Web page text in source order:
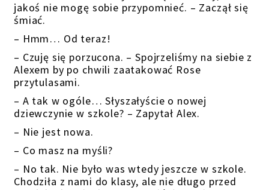
jakoś nie mogę sobie przypomnieć. – Zaczął się
śmiać.
– Hmm… Od teraz!
– Czuję się porzucona. – Spojrzeliśmy na siebie z
Alexem by po chwili zaatakować Rose
przytulasami.
– A tak w ogóle… Słyszałyście o nowej
dziewczynie w szkole? – Zapytał Alex.
– Nie jest nowa.
– Co masz na myśli?
– No tak. Nie było was wtedy jeszcze w szkole.
Chodziła z nami do klasy, ale nie długo przed